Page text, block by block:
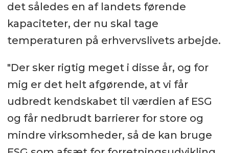
det således en af landets førende
kapaciteter, der nu skal tage
temperaturen på erhvervslivets arbejde.
"Der sker rigtig meget i disse år, og for
mig er det helt afgørende, at vi får
udbredt kendskabet til værdien af ESG
og får nedbrudt barrierer for store og
mindre virksomheder, så de kan bruge